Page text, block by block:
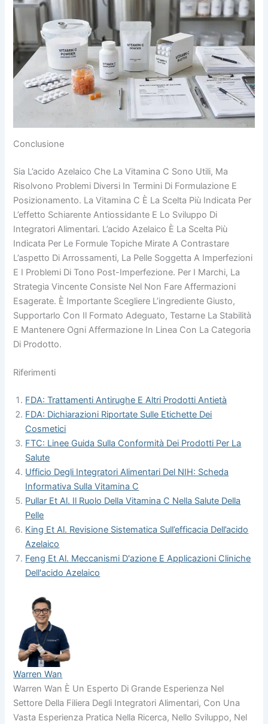
Conclusione
Sia L’acido Azelaico Che La Vitamina C Sono Utili, Ma
Risolvono Problemi Diversi In Termini Di Formulazione E
Posizionamento. La Vitamina C È La Scelta Più Indicata Per
L’effetto Schiarente Antiossidante E Lo Sviluppo Di
Integratori Alimentari. L’acido Azelaico È La Scelta Più
Indicata Per Le Formule Topiche Mirate A Contrastare
L’aspetto Di Arrossamenti, La Pelle Soggetta A Imperfezioni
E I Problemi Di Tono Post-Imperfezione. Per I Marchi, La
Strategia Vincente Consiste Nel Non Fare Affermazioni
Esagerate. È Importante Scegliere L’ingrediente Giusto,
Supportarlo Con Il Formato Adeguato, Testarne La Stabilità
E Mantenere Ogni Affermazione In Linea Con La Categoria
Di Prodotto.
Riferimenti
FDA: Trattamenti Antirughe E Altri Prodotti Antietà
FDA: Dichiarazioni Riportate Sulle Etichette Dei
Cosmetici
FTC: Linee Guida Sulla Conformità Dei Prodotti Per La
Salute
Ufficio Degli Integratori Alimentari Del NIH: Scheda
Informativa Sulla Vitamina C
Pullar Et Al. Il Ruolo Della Vitamina C Nella Salute Della
Pelle
King Et Al. Revisione Sistematica Sull’efficacia Dell’acido
Azelaico
Feng Et Al. Meccanismi D'azione E Applicazioni Cliniche
Dell'acido Azelaico
Warren Wan
Warren Wan È Un Esperto Di Grande Esperienza Nel
Settore Della Filiera Degli Integratori Alimentari, Con Una
Vasta Esperienza Pratica Nella Ricerca, Nello Sviluppo, Nel